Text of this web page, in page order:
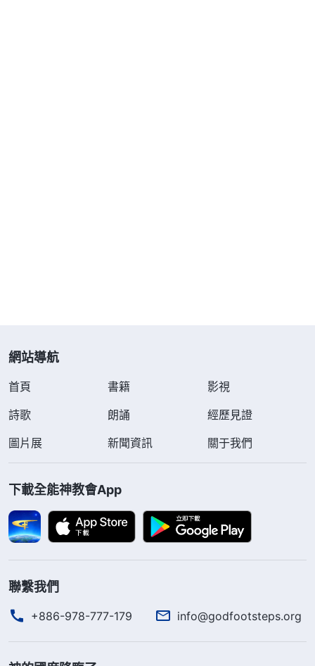
網站導航
首頁 書籍
影視
詩歌
朗誦
經歷見證
圖片展
新聞資訊 關于我們
下載全能神教會App
聯繫我們
+886-978-777-179 info@godfootsteps.org